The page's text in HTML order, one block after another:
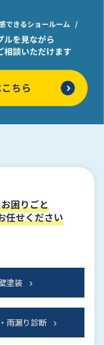
困りごと
任せください
塗装
雨漏り診断